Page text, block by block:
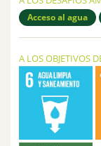
Acceso al agua
A LOS OBJETIVOS